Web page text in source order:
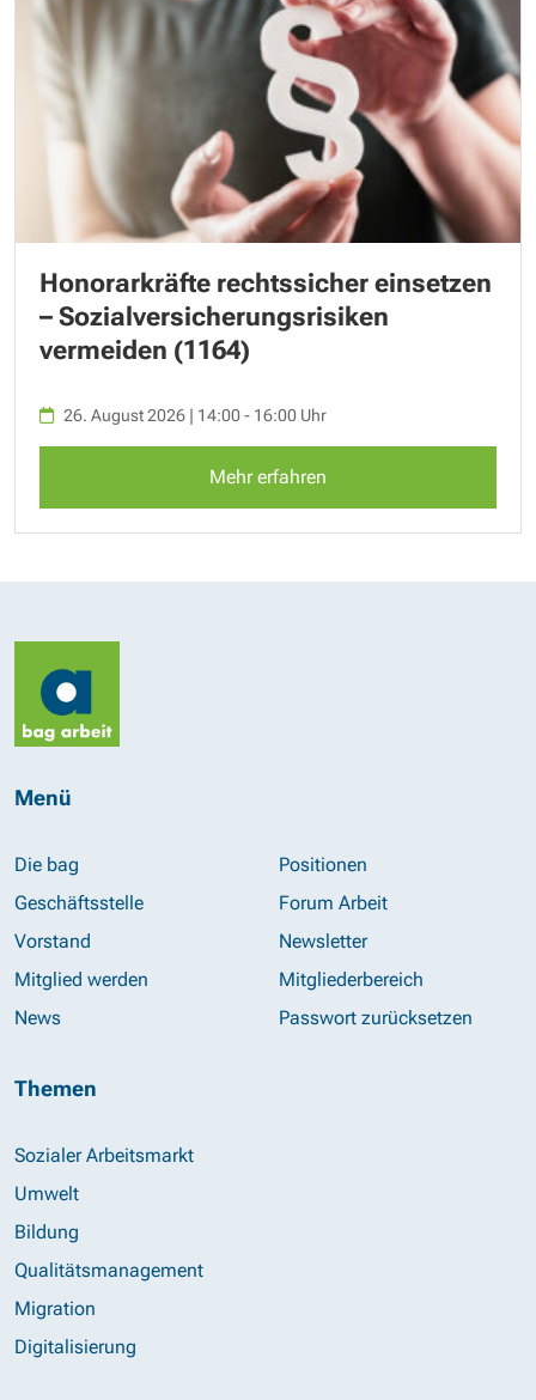
Honorarkräfte rechtssicher einsetzen
– Sozialversicherungsrisiken
vermeiden (1164)
26. August 2026 | 14:00 - 16:00 Uhr
Mehr erfahren
Menü
Die bag
Geschäftsstelle
Vorstand
Mitglied werden
News
Positionen
Forum Arbeit
Newsletter
Mitgliederbereich
Passwort zurücksetzen
Themen
Sozialer Arbeitsmarkt
Umwelt
Bildung
Qualitätsmanagement
Migration
Digitalisierung